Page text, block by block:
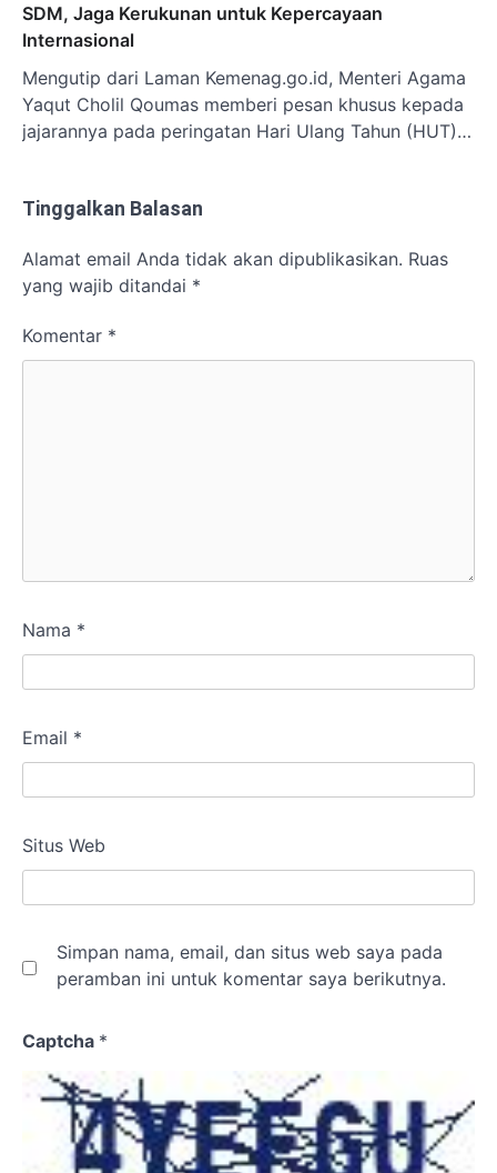
SDM, Jaga Kerukunan untuk Kepercayaan
Internasional
Mengutip dari Laman Kemenag.go.id, Menteri Agama
Yaqut Cholil Qoumas memberi pesan khusus kepada
jajarannya pada peringatan Hari Ulang Tahun (HUT)…
Tinggalkan Balasan
Alamat email Anda tidak akan dipublikasikan. Ruas
yang wajib ditandai *
Komentar *
Nama *
Email *
Situs Web
Simpan nama, email, dan situs web saya pada
peramban ini untuk komentar saya berikutnya.
Captcha *